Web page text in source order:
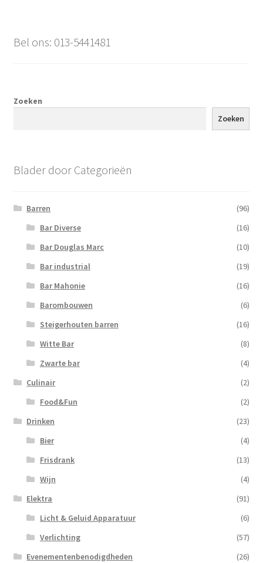
Bel ons: 013-5441481
Zoeken
Zoeken
Blader door Categorieën
Barren
(96)
Bar Diverse
(16)
Bar Douglas Marc
(10)
Bar industrial
(19)
Bar Mahonie
(16)
Barombouwen
(6)
Steigerhouten barren
(16)
Witte Bar
(8)
Zwarte bar
(4)
Culinair
(2)
Food&Fun
(2)
Drinken
(23)
Bier
(4)
Frisdrank
(13)
Wijn
(4)
Elektra
(91)
Licht & Geluid Apparatuur
(6)
Verlichting
(57)
Evenementenbenodigdheden
(26)